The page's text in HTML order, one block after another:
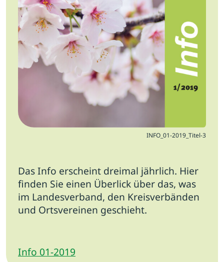
Login
Mitglied werden
INFO_01-2019_Titel-3
Das Info erscheint dreimal jährlich. Hier
finden Sie einen Überlick über das, was
im Landesverband, den Kreisverbänden
und Ortsvereinen geschieht.
Info 01-2019